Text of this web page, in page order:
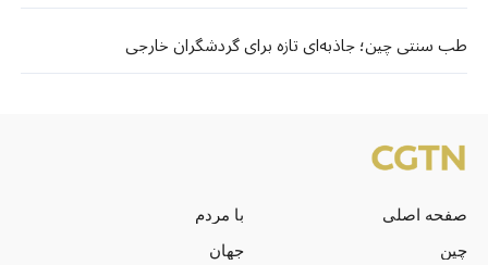
طب سنتی چین؛ جاذبه‌ای تازه برای گردشگران خارجی
صفحه اصلی
با مردم
چین
جهان